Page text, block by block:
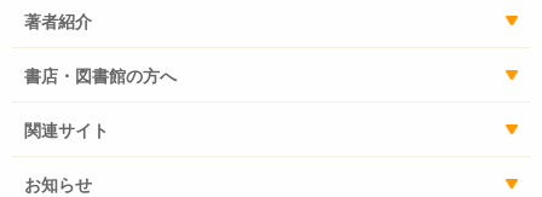
著者紹介
書店・図書館の方へ
関連サイト
お知らせ